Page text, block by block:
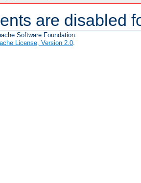
are disabled
Software Foundation.
License, Version 2.0.